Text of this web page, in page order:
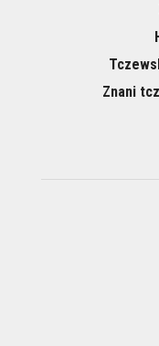
Znani